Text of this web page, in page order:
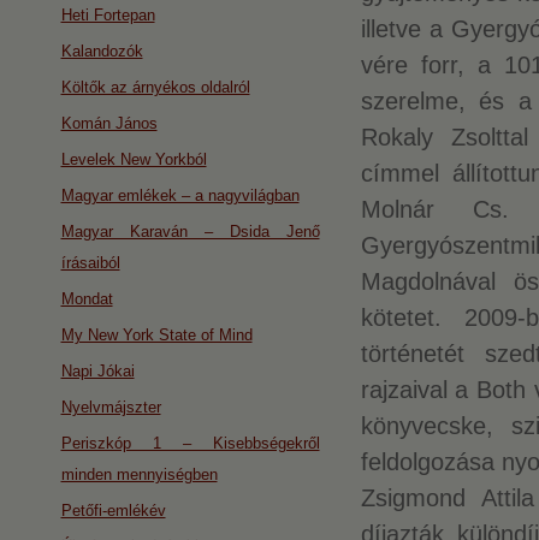
illetve a
vére forr, a
szerelme, és
Rokaly
címmel
Molnár Cs.
Magdolnával
kötetet. 2009-
történetét
rajzaival a Both
könyvecske,
feldolgozása
Zsigmond
díjazták
Heti Fortepan
Kalandozók
Költők az árnyékos oldalról
Komán János
Levelek New Yorkból
Magyar emlékek – a nagyvilágban
Magyar Karaván – Dsida Jenő
írásaiból
Mondat
My New York State of Mind
Napi Jókai
Nyelvmájszter
Periszkóp 1 – Kisebbségekről
minden mennyiségben
Petőfi-emlékév